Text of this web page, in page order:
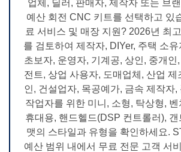
업체, 딜러, 판매자, 제작자 또는 브
예산 회전 CNC 키트를 선택하고 있
료 서비스 및 매장 지원? 2026년 최
를 검토하여 제작자, DIYer, 주택 소
초보자, 운영자, 기계공, 상인, 중개인,
전트, 상업 사용자, 도매업체, 산업 제
인, 건설업자, 목공예가, 금속 제작자,
작업자를 위한 미니, 소형, 탁상형,
휴대용, 핸드헬드(DSP 컨트롤러), 갠
맷의 스타일과 유형을 확인하세요.
예산 범위 내에서 무료 전문 고객 서